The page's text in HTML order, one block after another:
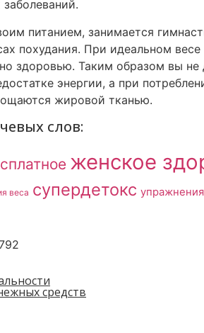
питанием, занимается
похудания. При идеальном
здоровью. Таким образом вы
энергии, а при
жировой тканью.
слов:
женское
веса супердетокс упражнения
средств